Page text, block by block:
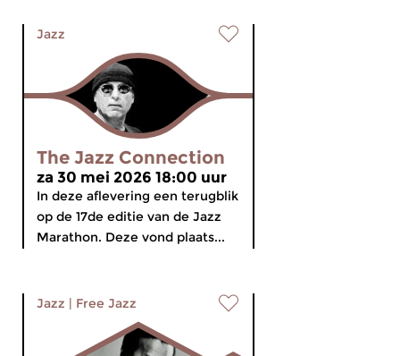
Jazz
The Jazz Connection
za 30 mei 2026 18:00 uur
In deze aflevering een terugblik
op de 17de editie van de Jazz
Marathon. Deze vond plaats...
Jazz | Free Jazz